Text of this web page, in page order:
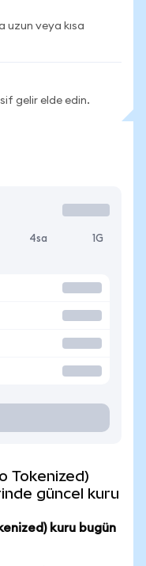
uzun veya kısa
gelir elde edin.
4sa 1G
Tokenized)
güncel kuru
kuru bugün